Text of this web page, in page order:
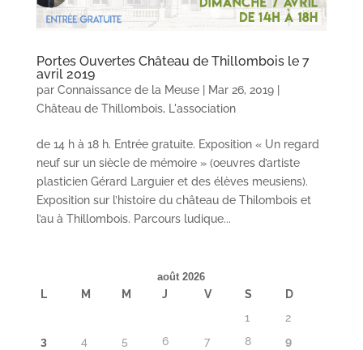
Portes Ouvertes Château de Thillombois le 7
avril 2019
par Connaissance de la Meuse| Mar 26, 2019|
Château de Thillombois, L'association
de 14 h à 18 h. Entrée gratuite. Exposition « Un regard
neuf sur un siècle de mémoire » (oeuvres d’artiste
plasticien Gérard Larguier et des élèves meusiens).
Exposition sur l’histoire du château de Thilombois et
l’au à Thillombois. Parcours ludique...
août 2026
L M M J V S
D
1
2
3
4 5 6 7 8 9